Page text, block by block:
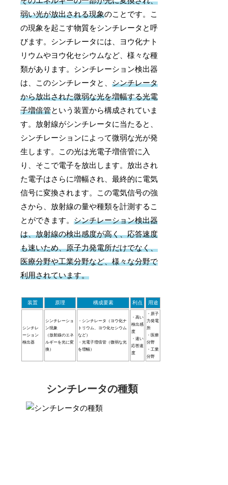
弱い光が放出される現象のことです。こ
の現象を起こす物質をシンチレータと呼
びます。シンチレータには、ヨウ化ナト
リウムやヨウ化セシウムなど、様々な種
類があります。シンチレーション検出器
は、このシンチレータと、シンチレータ
から放出された微弱な光を増幅する光電
子増倍管という装置から構成されていま
す。放射線がシンチレータに当たると、
シンチレーションによって微弱な光が発
生します。この光は光電子増倍管に入
り、そこで電子を放出します。放出され
た電子はさらに増幅され、最終的に電気
信号に変換されます。この電気信号の強
さから、放射線の量や種類を計測するこ
とができます。シンチレーション検出器
は、放射線の検出感度が高く、応答速度
も速いため、原子力発電所だけでなく、
医療分野や工業分野など、様々な分野で
利用されています。
装置 原理 構成要素 利点 用途
シンチレ
ーション
検出器
シンチレーショ
ン現象
（放射線のエネ
ルギーを光に変
換）
・シンチレータ（ヨウ化ナ
トリウム、ヨウ化セシウム
など）
・光電子増倍管（微弱な光
を増幅）
・高い
検出感
度
・速い
応答速
度
・原子
力発電
所
・医療
分野
・工業
分野
シンチレータの種類